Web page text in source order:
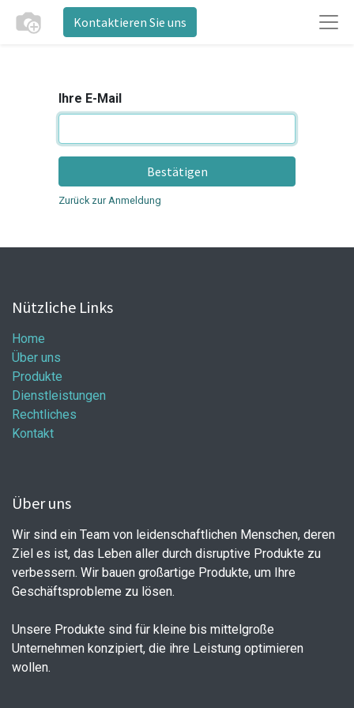
Kontaktieren Sie uns
Ihre E-Mail
Bestätigen
Zurück zur Anmeldung
Nützliche Links
Home
Über uns
Produkte
Dienstleistungen
Rechtliches
Kontakt
Über uns
Wir sind ein Team von leidenschaftlichen Menschen, deren
Ziel es ist, das Leben aller durch disruptive Produkte zu
verbessern. Wir bauen großartige Produkte, um Ihre
Geschäftsprobleme zu lösen.
Unsere Produkte sind für kleine bis mittelgroße
Unternehmen konzipiert, die ihre Leistung optimieren
wollen.